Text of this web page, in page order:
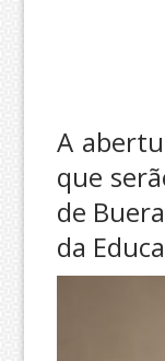
A
que
de
da